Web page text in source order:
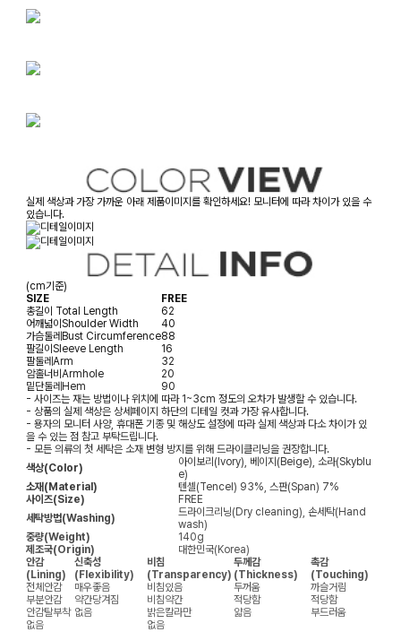
실제 색상과 가장 가까운 아래 제품이미지를 확인하세요! 모니터에 따라 차이가 있을 수
있습니다.
(cm기준)
SIZE
FREE
총길이 Total Length
62
어깨넓이Shoulder Width
40
가슴둘레Bust Circumference88
팔길이Sleeve Length
16
팔둘레Arm
32
암홀너비Armhole
20
밑단둘레Hem
90
- 사이즈는 재는 방법이나 위치에 따라 1~3cm 정도의 오차가 발생할 수 있습니다.
- 상품의 실제 색상은 상세페이지 하단의 디테일 컷과 가장 유사합니다.
- 용자의 모니터 사양, 휴대폰 기종 및 해상도 설정에 따라 실제 색상과 다소 차이가 있
을 수 있는 점 참고 부탁드립니다.
- 모든 의류의 첫 세탁은 소재 변형 방지를 위해 드라이클리닝을 권장합니다.
색상(Color)
아이보리(Ivory), 베이지(Beige), 소라(Skyblu
e)
소재(Material)
텐셀(Tencel) 93%, 스판(Span) 7%
사이즈(Size)
FREE
세탁방법(Washing)
드라이크리닝(Dry cleaning), 손세탁(Hand
wash)
중량(Weight)
140g
제조국(Origin)
대한민국(Korea)
안감
(Lining)
신축성
(Flexibility)
비침
(Transparency)
두께감
(Thickness)
촉감
(Touching)
전체안감
매우좋음 비침있음 두꺼움
까슬거림
부분안감
약간당겨짐 비침약간 적당함
적당함
안감탈부착 없음 밝은칼라만 얇음
부드러움
없음
없음